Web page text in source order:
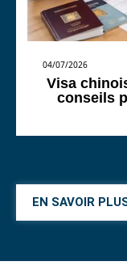
04/07/2026
Visa
conseils
EN SAVOIR